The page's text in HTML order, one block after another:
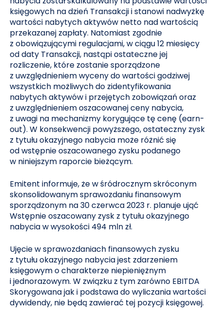
księgowych na dzień Transakcji i stanowi nadwyżkę
wartości nabytych aktywów netto nad wartością
przekazanej zapłaty. Natomiast zgodnie
z obowiązującymi regulacjami, w ciągu 12 miesięcy
od daty Transakcji, nastąpi ostateczne jej
rozliczenie, które zostanie sporządzone
z uwzględnieniem wyceny do wartości godziwej
wszystkich możliwych do zidentyfikowania
nabytych aktywów i przejętych zobowiązań oraz
z uwzględnieniem oszacowanej ceny nabycia,
z uwagi na mechanizmy korygujące tę cenę (earn-
out). W konsekwencji powyższego, ostateczny zysk
z tytułu okazyjnego nabycia może różnić się
od wstępnie oszacowanego zysku podanego
w niniejszym raporcie bieżącym.
Emitent informuje, że w śródrocznym skróconym
skonsolidowanym sprawozdaniu finansowym
sporządzonym na 30 czerwca 2023 r. planuje ująć
Wstępnie oszacowany zysk z tytułu okazyjnego
nabycia w wysokości 494 mln zł.
Ujęcie w sprawozdaniach finansowych zysku
z tytułu okazyjnego nabycia jest zdarzeniem
księgowym o charakterze niepieniężnym
i jednorazowym. W związku z tym zarówno EBITDA
Skorygowana jak i podstawa do wyliczania wartości
dywidendy, nie będą zawierać tej pozycji księgowej.